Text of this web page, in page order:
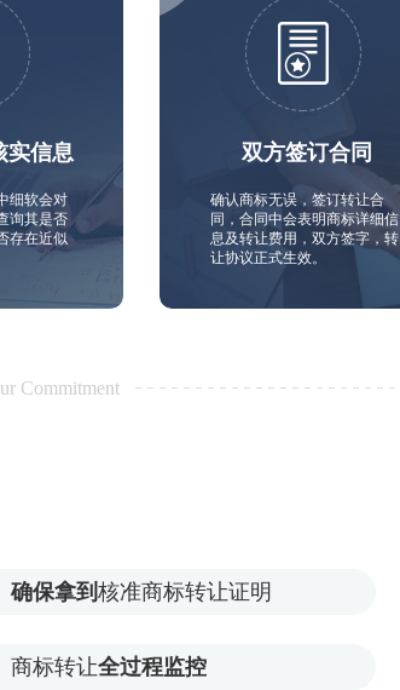
实信息
细软会对
询其是否
存在近似
双方签订合同
确认商标无误，签订转让合
同，合同中会表明商标详细信
息及转让费用，双方签字，转
让协议正式生效。
Commitment
确保拿到 核准商标转让证明
商标转让全过程监控